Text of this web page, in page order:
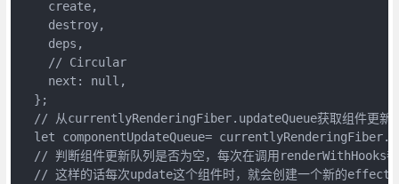
    create,
    destroy,
    deps,
    // Circular
    next: null,
  };
// 从currentlyRenderingFiber.updateQueue获取组件更新
let componentUpdateQueue=
// 判断组件更新队列是否为空，每次在调用
// 这样的话每次update这个组件时，就会创建一个新的effect